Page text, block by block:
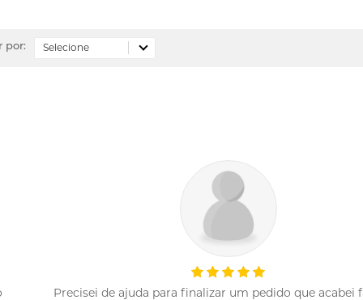
por:
Precisei de ajuda para finalizar um pedido que acabei